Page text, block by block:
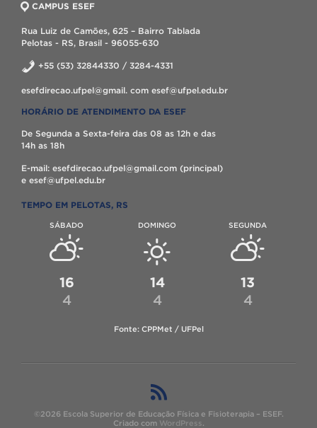
CAMPUS ESEF
Rua Luiz de Camões, 625 – Bairro Tablada
Pelotas - RS, Brasil - 96055-630
+55 (53) 32844330 / 3284-4331
esefdirecao.ufpel@gmail. com esef@ufpel.edu.br
HORÁRIO DE ATENDIMENTO DA ESEF
De Segunda a Sexta-feira das 08 as 12h e das
14h as 18h
E-mail: esefdirecao.ufpel@gmail.com (principal)
e esef@ufpel.edu.br
TEMPO EM PELOTAS, RS
SÁBADO
16
4
DOMINGO
14
4
SEGUNDA
13
4
Fonte: CPPMet / UFPel
©2026 Escola Superior de Educação Física e Fisioterapia – ESEF.
Criado com WordPress.